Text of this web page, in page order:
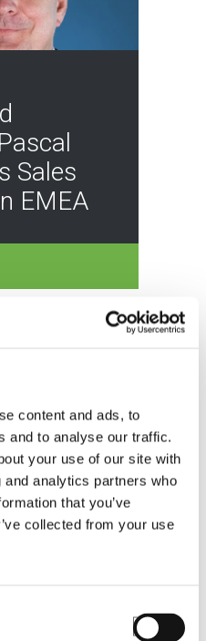
content and ads, to
and to analyse our traffic.
your use of our site with
analytics partners who
that you’ve
collected from your use
Sales
EMEA